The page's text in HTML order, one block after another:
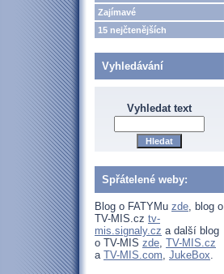
Zajímavé
15 nejčtenějších
Vyhledávání
Vyhledat text
Spřátelené weby:
Blog o FATYMu zde, blog o
TV-MIS.cz tv-
mis.signaly.cz a další blog
o TV-MIS zde, TV-MIS.cz
a TV-MIS.com, JukeBox.